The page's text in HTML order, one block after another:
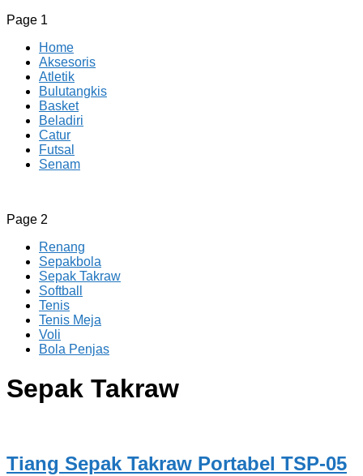
Page 1
Home
Aksesoris
Atletik
Bulutangkis
Basket
Beladiri
Catur
Futsal
Senam
CV JAYA BERSAMA Co Id
Menyediakan Semua Perlengkapan Olahraga Yang
Page 2
Renang
Sepakbola
Sepak Takraw
Softball
Tenis
Tenis Meja
Voli
Bola Penjas
Sepak Takraw
Tiang Sepak Takraw Portabel TSP-05